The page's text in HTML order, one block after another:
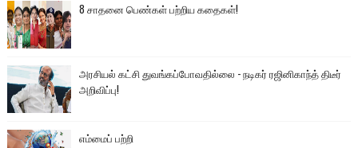
8 சாதனை பெண்கள் பற்றிய கதைகள்!
அரசியல் கட்சி துவங்கப்போவதில்லை - நடிகர் ரஜினிகாந்த் திடீர்
அறிவிப்பு!
எம்மைப் பற்றி